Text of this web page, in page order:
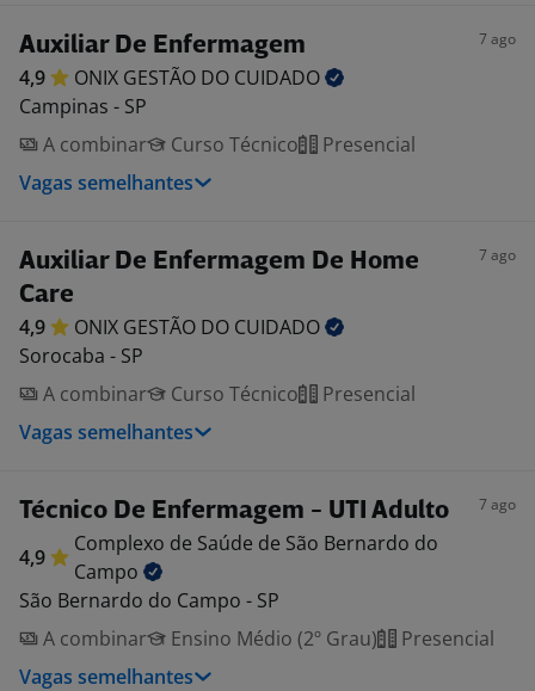
Auxiliar De Enfermagem 7 ago
4,9 ONIX GESTÃO DO CUIDADO
Campinas - SP
A combinar
Curso Técnico
Presencial
Vagas semelhantes
Auxiliar De Enfermagem De Home
Care
7 ago
4,9 ONIX GESTÃO DO CUIDADO
Sorocaba - SP
A combinar
Curso Técnico
Presencial
Vagas semelhantes
Técnico De Enfermagem - UTI Adulto 7 ago
4,9
Complexo de Saúde de São Bernardo do
Campo
São Bernardo do Campo - SP
A combinar
Ensino Médio (2º Grau)
Presencial
Vagas semelhantes